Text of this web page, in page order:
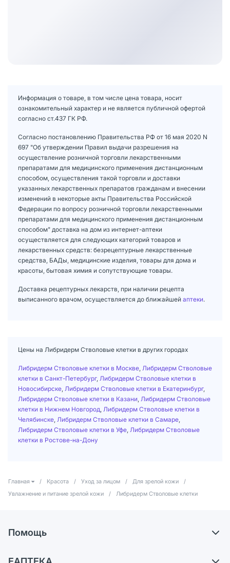
Информация о товаре, в том числе цена товара, носит
ознакомительный характер и не является публичной офертой
согласно ст.437 ГК РФ.
Согласно постановлению Правительства РФ от 16 мая 2020 N
697 "Об утверждении Правил выдачи разрешения на
осуществление розничной торговли лекарственными
препаратами для медицинского применения дистанционным
способом, осуществления такой торговли и доставки
указанных лекарственных препаратов гражданам и внесении
изменений в некоторые акты Правительства Российской
Федерации по вопросу розничной торговли лекарственными
препаратами для медицинского применения дистанционным
способом" доставка на дом из интернет-аптеки
осуществляется для следующих категорий товаров и
лекарственных средств: безрецептурные лекарственные
средства, БАДы, медицинские изделия, товары для дома и
красоты, бытовая химия и сопутствующие товары.
Доставка рецептурных лекарств, при наличии рецепта
выписанного врачом, осуществляется до ближайшей аптеки.
Цены на Либридерм Стволовые клетки в других городах
Либридерм Стволовые клетки в Москве Либридерм Стволовые
клетки в Санкт-Петербург, Либридерм Стволовые клетки в
Новосибирске Либридерм Стволовые клетки в Екатеринбург,
Либридерм Стволовые клетки в Казани Либридерм Стволовые
клетки в Нижнем Новгород Либридерм Стволовые клетки в
Челябинске Либридерм Стволовые клетки в Самаре
Либридерм Стволовые клетки в Уфе Либридерм Стволовые
клетки в Ростове-на-Дону
Главная / Красота / Уход за лицом / Для зрелой кожи
/
Увлажнение и питание зрелой кожи
/ Либридерм Стволовые клетки
Помощь